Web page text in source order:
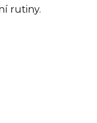
rutiny.